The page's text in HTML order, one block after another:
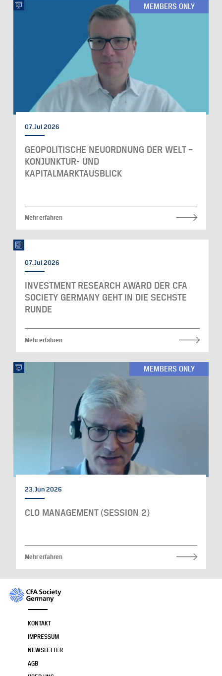
MEMBERS ONLY
07. Jul 2026
GEOPOLITISCHE NEUORDNUNG DER WELT –
KONJUNKTUR- UND
KAPITALMARKTAUSBLICK
Mehr erfahren
07. Jul 2026
INVESTMENT RESEARCH AWARD DER CFA
SOCIETY GERMANY GEHT IN DIE SECHSTE
RUNDE
Mehr erfahren
MEMBERS ONLY
23. Jun 2026
CLO MANAGEMENT (SESSION 2)
Mehr erfahren
KONTAKT
IMPRESSUM
NEWSLETTER
AGB